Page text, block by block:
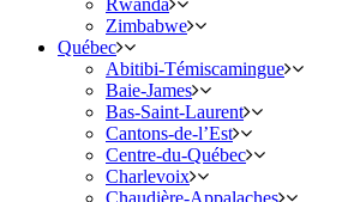
Rwanda
Zimbabwe
Québec
Abitibi-Témiscamingue
Baie-James
Bas-Saint-Laurent
Cantons-de-l’Est
Centre-du-Québec
Charlevoix
Chaudière-Appalaches